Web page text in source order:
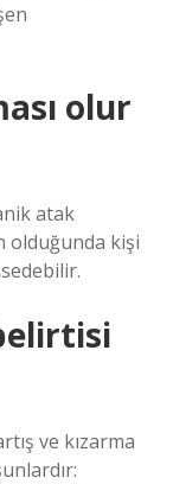
olur
atak
olduğunda kişi
ve kızarma